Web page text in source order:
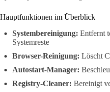
Hauptfunktionen im Überblick
Systembereinigung: Entfernt
Systemreste
Browser-Reinigung: Löscht
Autostart-Manager:
Registry-Cleaner: Bereinigt